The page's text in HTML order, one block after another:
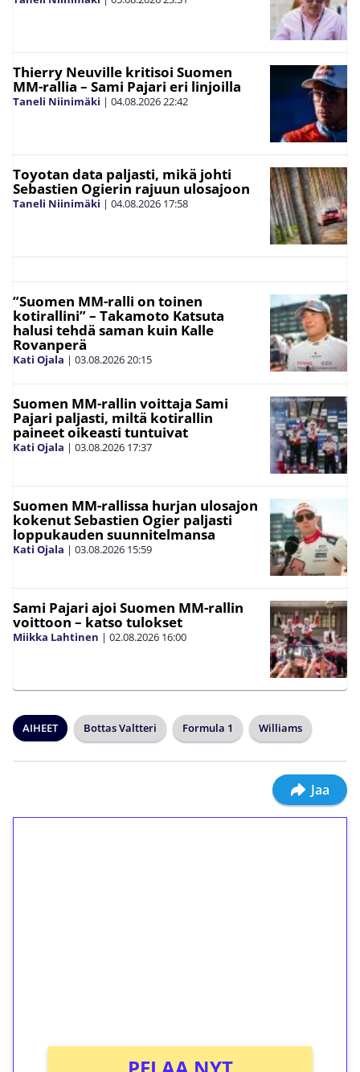
Thierry Neuville kritisoi Suomen
MM-rallia – Sami Pajari eri linjoilla
Taneli Niinimäki | 04.08.202622:42
Toyotan data paljasti, mikä johti
Sebastien Ogierin rajuun ulosajoon
Taneli Niinimäki | 04.08.2026 17:58
”Suomen MM-ralli on toinen
kotirallini” – Takamoto Katsuta
halusi tehdä saman kuin Kalle
Rovanperä
Kati Ojala | 03.08.202620:15
Suomen MM-rallin voittaja Sami
Pajari paljasti, miltä kotirallin
paineet oikeasti tuntuivat
Kati Ojala | 03.08.2026 17:37
Suomen MM-rallissa hurjan ulosajon
kokenut Sebastien Ogier paljasti
loppukauden suunnitelmansa
Kati Ojala | 03.08.2026 15:59
Sami Pajari ajoi Suomen MM-rallin
voittoon – katso tulokset
Miikka Lahtinen | 02.08.2026 16:00
AIHEET Bottas Valtteri Formula 1 Williams
Jaa